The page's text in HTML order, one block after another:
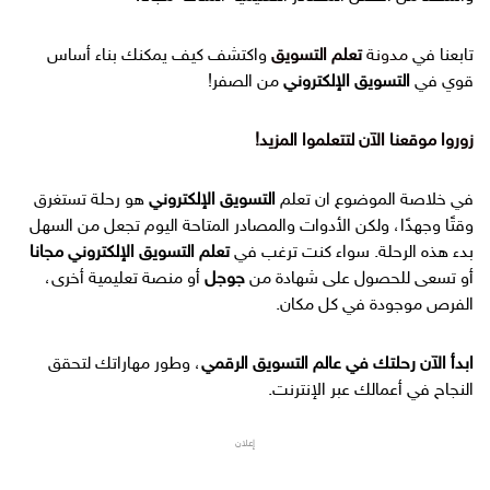
تابعنا في مدونةتعلم التسويق واكتشف كيف يمكنك بناء أساس
قوي في التسويق الإلكتروني من الصفر!
زوروا موقعنا الآن لتتعلموا المزيد!
في خلاصة الموضوع ان تعلم التسويق الإلكتروني هو رحلة تستغرق
وقتًا وجهدًا، ولكن الأدوات والمصادر المتاحة اليوم تجعل من السهل
بدء هذه الرحلة. سواء كنت ترغب فيتعلم التسويق الإلكتروني مجانا
أو تسعى للحصول على شهادة من جوجل أو منصة تعليمية أخرى،
الفرص موجودة في كل مكان.
ابدأ الآن رحلتك في عالم التسويق الرقمي، وطور مهاراتك لتحقق
النجاح في أعمالك عبر الإنترنت.
إعلان